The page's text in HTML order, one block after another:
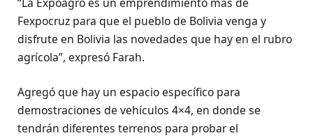
Fexpocruz para que el pueblo de Bolivia venga y
disfrute en Bolivia las novedades que hay en el rubro
agrícola”, expresó Farah.
Agregó que hay un espacio específico para
demostraciones de vehículos 4×4, en donde se
tendrán diferentes terrenos para probar el